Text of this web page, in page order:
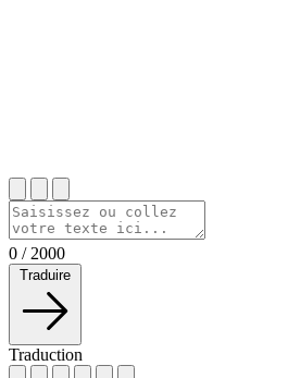
0 / 2000
Traduire
Traduction